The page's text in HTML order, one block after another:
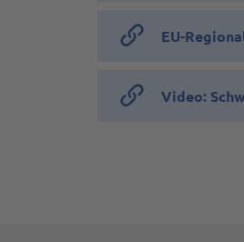
EU-
Video: